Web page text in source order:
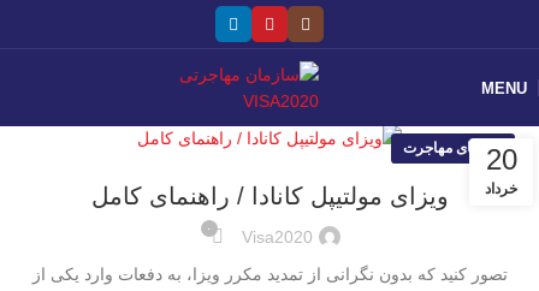
MENU
20
خرداد
راهنمای مهاجرت
ویزای مولتیپل کانادا / راهنمای کامل
Visa2020 ۰
تصور کنید که بدون نگرانی از تمدید مکرر ویزا، به دفعات وارد یکی از